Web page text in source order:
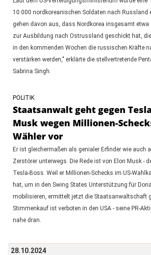
10.000 nordkoreanischen Soldaten nach Russland
gehen davon aus, dass Nordkorea insgesamt etwa
zur Ausbildung nach Ostrussland geschickt hat,
in den kommenden Wochen die russischen Kräfte
verstärken werden," erklärte die stellvertretende
Sabrina Singh.
POLITIK
Staatsanwalt geht gegen
Musk wegen Millionen-
Wähler vor
Er ist gleichermaßen als genialer Erfinder wie auch
Zerstörer unterwegs. Die Rede ist von Elon Musk -
Tesla-Boss. Weil er Millionen-Schecks im US-
hat, um in den Swing States Unterstützung für
mobilisieren, ermittelt jetzt die Staatsanwaltschaft
Stimmenkauf ist verboten in den USA - seine PR-
nahe dran.
28.10.2024